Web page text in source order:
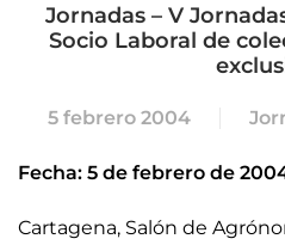
Jornadas – V
Socio Laboral de
5 febrero 2004
Fecha: 5 de febrero de
Cartagena, Salón de